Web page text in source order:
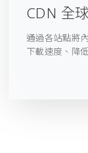
CDN 全
通過各站點將
下載速度、降